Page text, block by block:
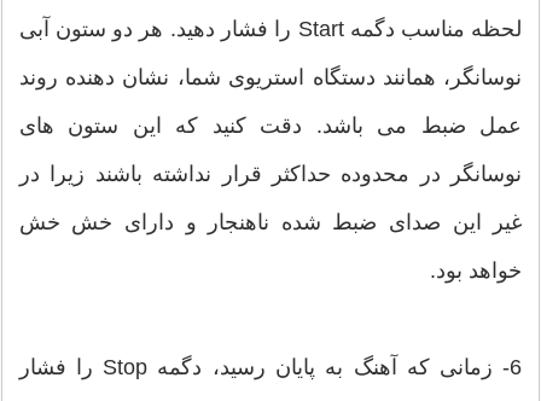
لحظه مناسب دگمه Start را فشار دهید. هر دو ستون آبی
نوسانگر، همانند دستگاه استریوی شما، نشان دهنده روند
عمل ضبط می باشد. دقت کنید که این ستون های
نوسانگر در محدوده حداکثر قرار نداشته باشند زیرا در
غیر این صدای ضبط شده ناهنجار و دارای خش خش
خواهد بود.
6- زمانی که آهنگ به پایان رسید، دگمه Stop را فشار